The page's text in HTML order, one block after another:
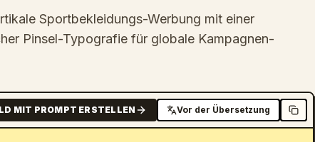
Sportbekleidungs-Werbung mit einer
Pinsel-Typografie für globale Kampagnen-
MIT PROMPT ERSTELLEN Vor der Übersetzung